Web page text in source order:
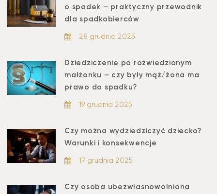
o spadek – praktyczny przewodnik
dla spadkobierców
28 grudnia 2025
Dziedziczenie po rozwiedzionym
małżonku – czy były mąż/żona ma
prawo do spadku?
19 grudnia 2025
Czy można wydziedziczyć dziecko?
Warunki i konsekwencje
17 grudnia 2025
Czy osoba ubezwłasnowolniona